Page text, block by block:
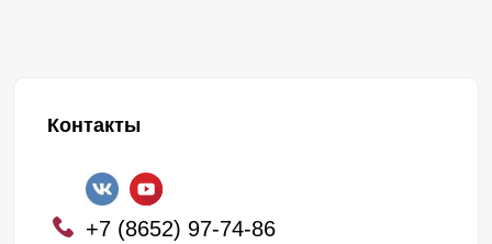
Контакты
+7 (8652) 97-74-86